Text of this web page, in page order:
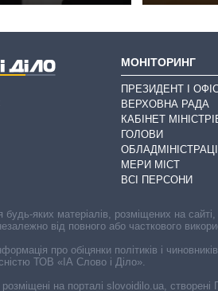
МОНІТОРИНГ
ПРЕЗИДЕНТ І
ВЕРХОВНА РАДА
КАБІНЕТ
ГОЛОВИ
МЕРИ МІСТ
ВСІ ПЕРСОНИ
будь-яких матеріалів, розміщених на
від повного або часткового
про обіцянки політиків і
ТОВ «ІА Слово і Діло».
розміщені на порталі slovoidilo.ua,